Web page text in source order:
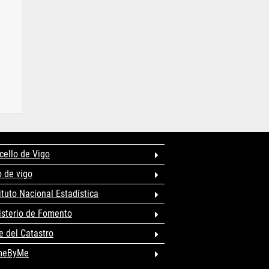
de Vigo
de vigo
Nacional Estadística
de Fomento
del Catastro